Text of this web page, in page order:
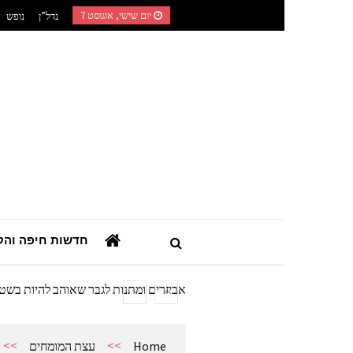
יום שישי, אוגוסט 7 נדל”ן נופש
חדשות חיפה
מתנות מהיציע: המדריך לרכישת ציוד
אביזרים ומתנות לגבר שאוהב להיות
Home
>> עצת המומחים >>